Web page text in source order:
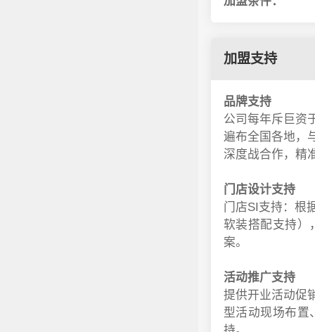
加盟支持
品牌支持
公司每年斥巨资
遍布全国各地，
深度战合作，精
门店设计支持
门店SI支持：根
软装搭配支持）
案。
活动推广支持
提供开业活动促
型活动现场布置